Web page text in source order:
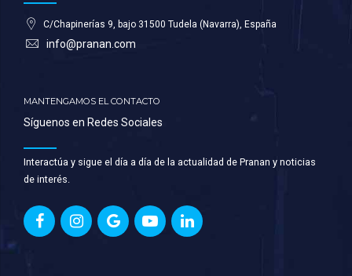
C/Chapinerías 9, bajo 31500 Tudela (Navarra), España
info@pranan.com
MANTENGAMOS EL CONTACTO
Síguenos en Redes Sociales
Interactúa y sigue el día a día de la actualidad de Pranan y noticias
de interés.